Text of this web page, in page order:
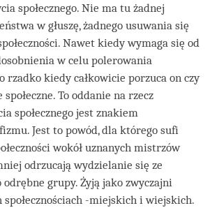
społecznego. Nie ma tu żadnej
w głuszę, żadnego usuwania się
Nawet kiedy wymaga się od
w celu polerowania
rzadko kiedy całkowicie porzuca on czy
To oddanie na rzecz
społecznego jest znakiem
Jest to powód, dla którego sufi
wokół uznanych mistrzów
odrzucają wydzielanie się ze
odrębne grupy. Żyją jako zwyczajni
-miejskich i wiejskich.